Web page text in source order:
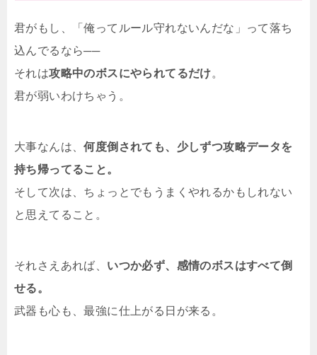
君がもし、「俺ってルール守れないんだな」って落ち
込んでるなら──
それは攻略中のボスにやられてるだけ。
君が弱いわけちゃう。
大事なんは、何度倒されても、少しずつ攻略データを
持ち帰ってること。
そして次は、ちょっとでもうまくやれるかもしれない
と思えてること。
それさえあれば、 いつか必ず、感情のボスはすべて倒
せる。
武器も心も、最強に仕上がる日が来る。